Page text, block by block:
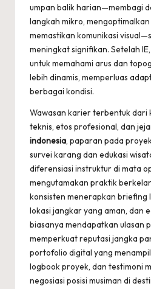
umpan balik harian—membagi
langkah mikro,
memastikan komunikasi
meningkat signifikan. Setelah
untuk memahami arus dan
lebih dinamis, memperluas
berbagai kondisi.
Wawasan karier terbentuk dari
teknis, etos profesional, dan
indonesia, paparan pada
survei karang dan edukasi
diferensiasi instruktur di mata
mengutamakan praktik
konsisten menerapkan briefing
lokasi jangkar yang aman, dan
biasanya mendapatkan ulasan
memperkuat reputasi jangka
portofolio digital yang
logbook proyek, dan testimoni
negosiasi posisi musiman di